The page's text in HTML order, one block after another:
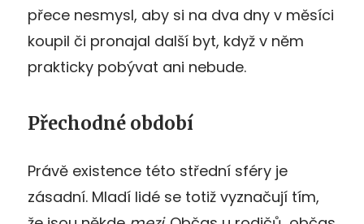
přece nesmysl, aby si na dva dny v měsíci
koupil či pronajal další byt, když v něm
prakticky pobývat ani nebude.
Přechodné období
Právě existence této střední sféry je
zásadní. Mladí lidé se totiž vyznačují tím,